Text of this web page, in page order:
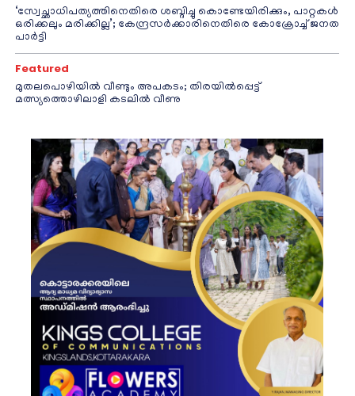
‘സ്വേച്ഛാധിപത്യത്തിനെതിരെ ശബ്ദിച്ചു കൊണ്ടേയിരിക്കും, പാറ്റകൾ
ഒരിക്കലും മരിക്കില്ല’; കേന്ദ്രസർക്കാരിനെതിരെ കോക്രോച്ച് ജനത
പാർട്ടി
Featured
മുതലപൊഴിയിൽ വീണ്ടും അപകടം; തിരയിൽപ്പെട്ട്
മത്സ്യത്തൊഴിലാളി കടലിൽ വീണു